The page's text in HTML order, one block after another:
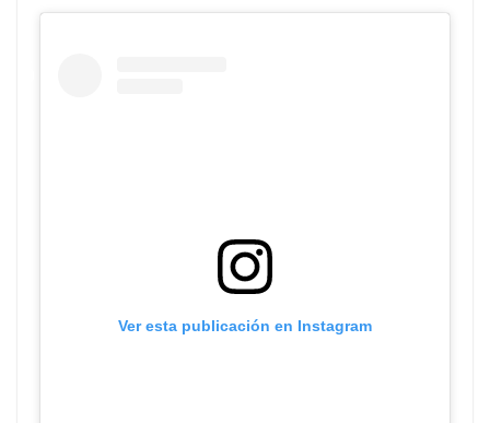
Ver esta publicación en Instagram